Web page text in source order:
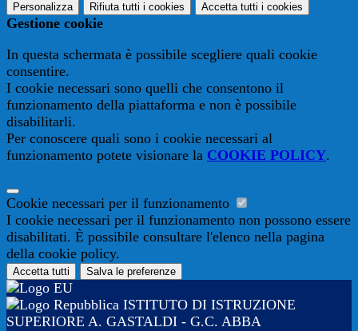
Personalizza Rifiuta tutti i cookies Accetta tutti i cookies
Gestione cookie
In questa schermata è possibile scegliere quali cookie
consentire.
I cookie necessari sono quelli che consentono il
funzionamento della piattaforma e non è possibile
disabilitarli.
Per conoscere quali sono i cookie necessari al
funzionamento potete visionare la COOKIE POLICY.
Cookie necessari per il funzionamento
I cookie necessari per il funzionamento non possono essere
disabilitati. È possibile consultare l'elenco nella pagina
della cookie policy.
Accetta tutti Salva le preferenze
ISTITUTO DI ISTRUZIONE
SUPERIORE A. GASTALDI - G.C. ABBA